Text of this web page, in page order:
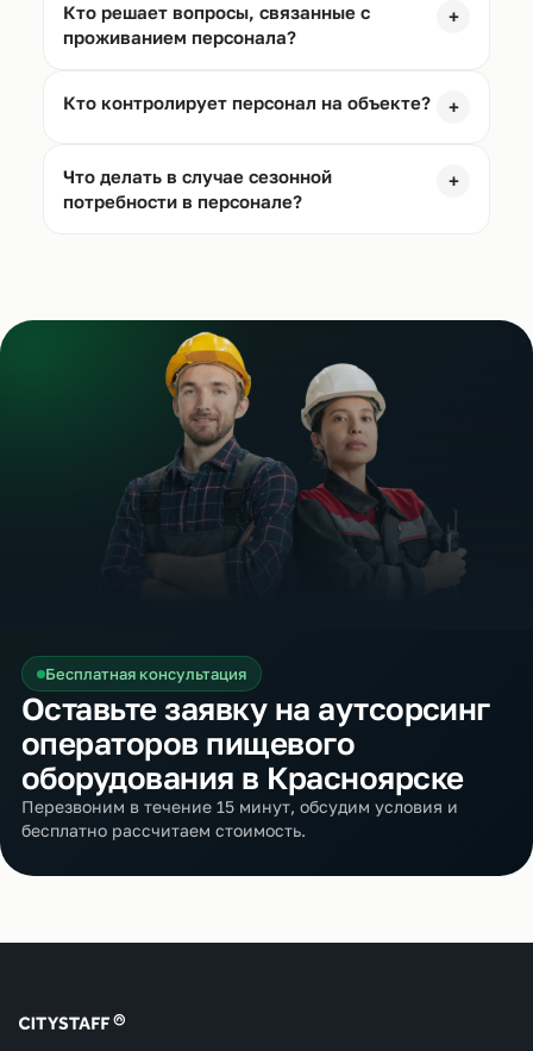
Кто решает вопросы, связанные с
проживанием персонала?
+
Кто контролирует персонал на объекте? +
Что делать в случае сезонной
потребности в персонале?
+
Бесплатная консультация
Оставьте заявку на аутсорсинг
операторов пищевого
оборудования в Красноярске
Перезвоним в течение 15 минут, обсудим условия и
бесплатно рассчитаем стоимость.